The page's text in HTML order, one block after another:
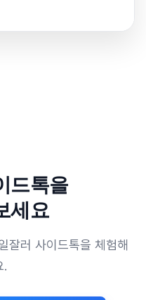
드톡을
세요
잘러 사이드톡을 체험해
.